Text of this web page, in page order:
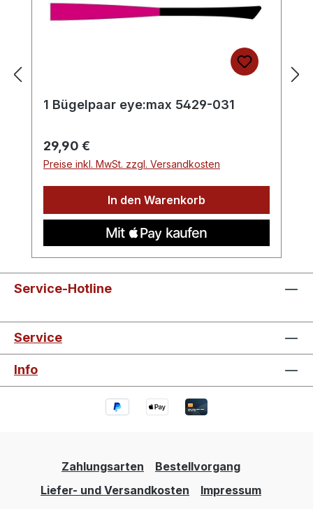
1 Bügelpaar eye:max 5429-031
Regulärer Preis:
29,90 €
Preise inkl. MwSt. zzgl. Versandkosten
In den Warenkorb
Service-Hotline
Service
Info
Zahlungsarten
Bestellvorgang
Liefer- und Versandkosten
Impressum